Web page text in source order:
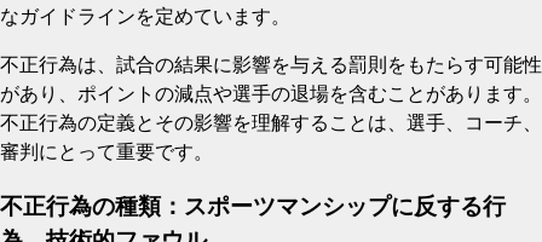
なガイドラインを定めています。
不正行為は、試合の結果に影響を与える罰則をもたらす可能性
があり、ポイントの減点や選手の退場を含むことがあります。
不正行為の定義とその影響を理解することは、選手、コーチ、
審判にとって重要です。
不正行為の種類：スポーツマンシップに反する行